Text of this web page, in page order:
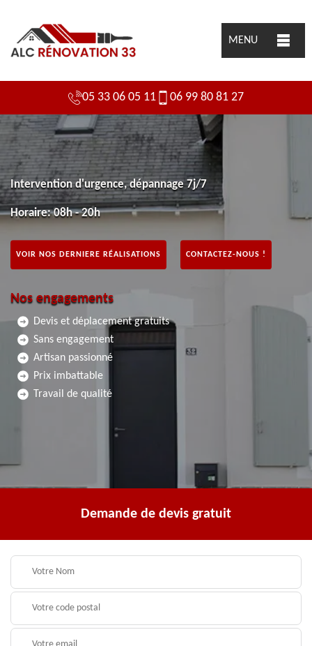
MENU
05 33 06 05 11 06 99 80 81 27
Intervention d'urgence, dépannage 7j/7
Horaire: 08h - 20h
VOIR NOS DERNIERE RÉALISATIONS CONTACTEZ-NOUS !
Nos engagements
Devis et déplacement gratuits
Sans engagement
Artisan passionné
Prix imbattable
Travail de qualité
Demande de devis gratuit